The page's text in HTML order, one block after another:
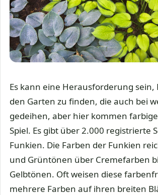
Es kann eine Herausforderung sein,
den Garten zu finden, die auch bei
gedeihen, aber hier kommen
Spiel. Es gibt über 2.000 registrierte
Funkien. Die Farben der Funkien
und Grüntönen über Cremefarben
Gelbtönen. Oft weisen diese
mehrere Farben auf ihren breiten